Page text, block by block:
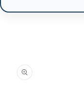
product
information